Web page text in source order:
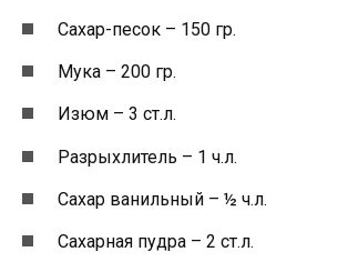
Сахар-песок – 150 гр.
Мука – 200 гр.
Изюм – 3 ст.л.
Разрыхлитель – 1 ч.л.
Сахар ванильный – ½ ч.л.
Сахарная пудра – 2 ст.л.